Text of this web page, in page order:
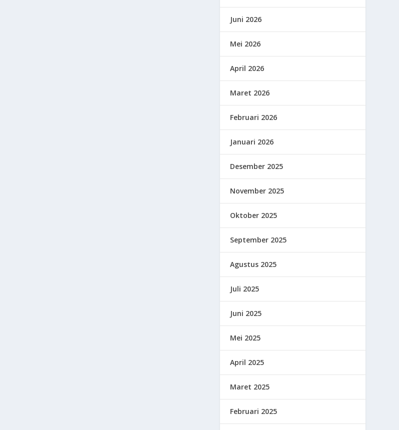
Juni 2026
Mei 2026
April 2026
Maret 2026
Februari 2026
Januari 2026
Desember 2025
November 2025
Oktober 2025
September 2025
Agustus 2025
Juli 2025
Juni 2025
Mei 2025
April 2025
Maret 2025
Februari 2025